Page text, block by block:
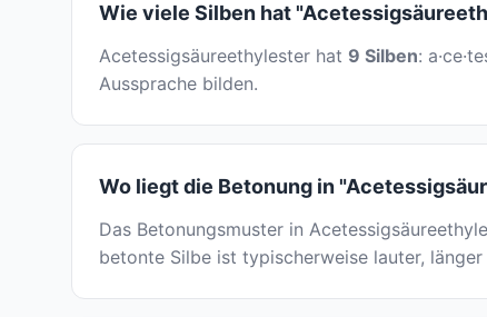
Wie viele Silben hat
Acetessigsäureethylester hat 9 Silben:
Aussprache bilden.
Wo liegt die Betonung in
Das Betonungsmuster in
betonte Silbe ist typischerweise lauter,